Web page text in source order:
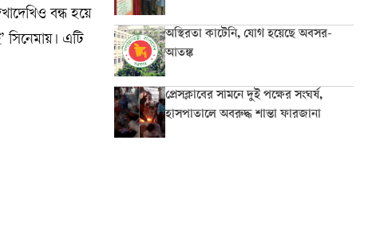
বন্ধ হয়ে
এটি
অস্থিরতা কাটেনি, যোগ হয়েছে অবসর-
আতঙ্ক
প্রেসক্লাবের সামনে দুই পক্ষের সংঘর্ষ,
হাসপাতালে অবরুদ্ধ শান্তা ফারজানা